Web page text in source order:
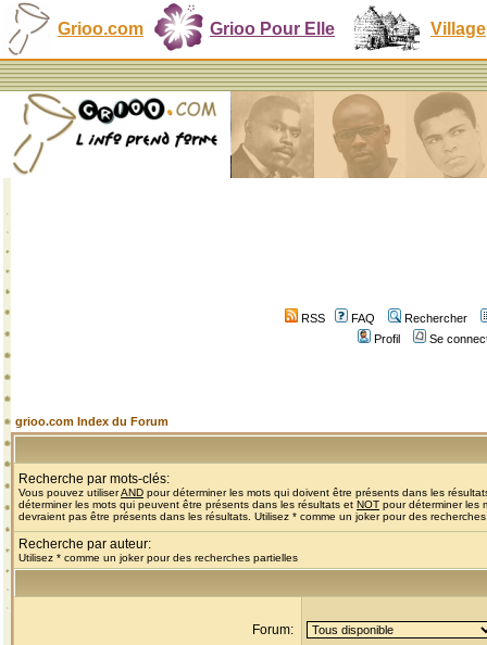
Grioo.com Grioo Pour Elle Village
RSS FAQ
Rechercher
Profil
Se
grioo.com Index du Forum
Recherche par mots-clés:
Vous pouvez utiliserAND pour déterminer les mots qui doivent être présents dans les
déterminer les mots qui peuvent être présents dans les résultats et NOT pour déterminer les
devraient pas être présents dans les résultats. Utilisez * comme un joker pour des
Recherche par auteur:
Utilisez * comme un joker pour des recherches partielles
Forum: